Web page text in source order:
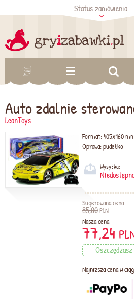
Sprawdź
zamówienia
Status zamówienia
Auto zdalnie
LeanToys
Format:405x160
Oprawa:pudełko
Wysyłka:
Sugerowana cena
85,00PLN
Nasza cena
77,24
Najniższa cena w